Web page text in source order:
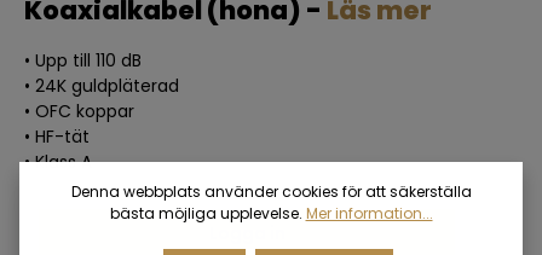
Koaxialkabel (hona) - Läs mer
• Upp till 110 dB
• 24K guldpläterad
• OFC koppar
• HF-tät
• Klass A
Denna webbplats använder cookies för att säkerställa
bästa möjliga upplevelse. Mer information...